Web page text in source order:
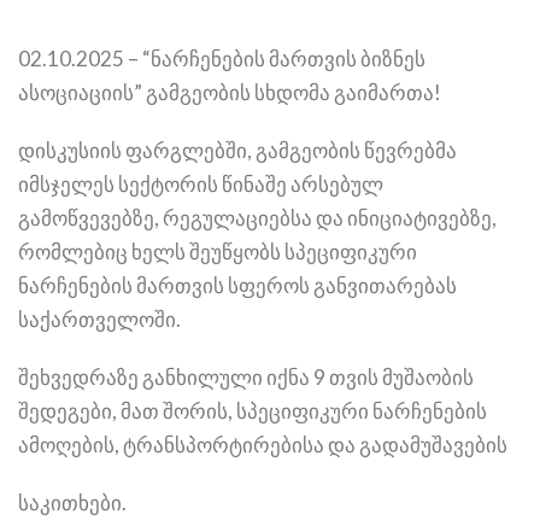
02.10.2025 – “ნარჩენების მართვის ბიზნეს
ასოციაციის” გამგეობის სხდომა გაიმართა!
დისკუსიის ფარგლებში, გამგეობის წევრებმა
იმსჯელეს სექტორის წინაშე არსებულ
გამოწვევებზე, რეგულაციებსა და ინიციატივებზე,
რომლებიც ხელს შეუწყობს სპეციფიკური
ნარჩენების მართვის სფეროს განვითარებას
საქართველოში.
შეხვედრაზე განხილული იქნა 9 თვის მუშაობის
შედეგები, მათ შორის, სპეციფიკური ნარჩენების
ამოღების, ტრანსპორტირებისა და გადამუშავების
საკითხები.